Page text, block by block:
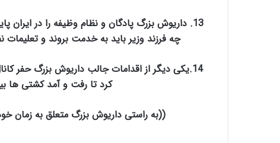
13. داریوش بزرگ پادگان و نظام وظیفه را در
چه فرزند وزیر باید به خدمت بروند و تعلیمات
14.یکی دیگر از اقدامات جالب داریوش بزرگ حفر
کرد تا رفت و آمد کشتی ها
((به راستی داریوش بزرگ متعلق به زمان خود نبود و ۲۰۰۰ سال جلوتر از